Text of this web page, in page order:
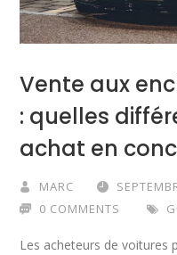
Vente aux
: quelles
achat en
MARC
0 COMMENTS
Les acheteurs de voitures